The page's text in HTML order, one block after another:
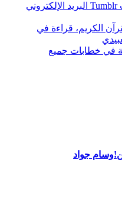
Tumblr البريد الإلكتروني
الكريم، قراءة في
في خطابات جميع
جواد